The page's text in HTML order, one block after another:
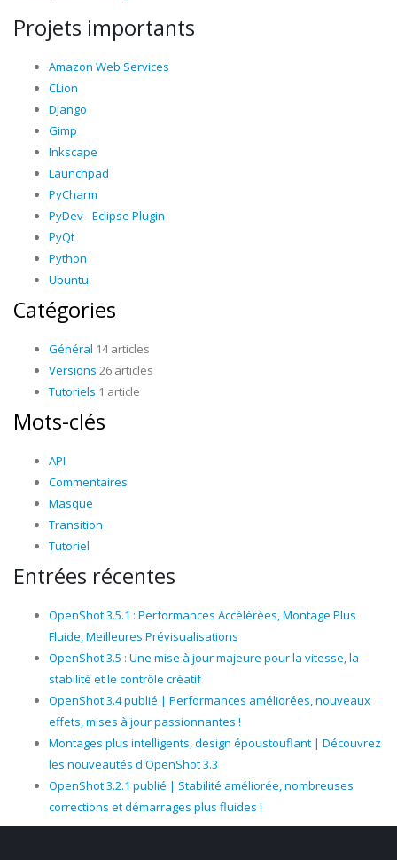
Projets importants
Amazon Web Services
CLion
Django
Gimp
Inkscape
Launchpad
PyCharm
PyDev - Eclipse Plugin
PyQt
Python
Ubuntu
Catégories
Général 14 articles
Versions 26 articles
Tutoriels 1 article
Mots-clés
API
Commentaires
Masque
Transition
Tutoriel
Entrées récentes
OpenShot 3.5.1 : Performances Accélérées, Montage Plus
Fluide, Meilleures Prévisualisations
OpenShot 3.5 : Une mise à jour majeure pour la vitesse, la
stabilité et le contrôle créatif
OpenShot 3.4 publié | Performances améliorées, nouveaux
effets, mises à jour passionnantes !
Montages plus intelligents, design époustouflant | Découvrez
les nouveautés d'OpenShot 3.3
OpenShot 3.2.1 publié | Stabilité améliorée, nombreuses
corrections et démarrages plus fluides !